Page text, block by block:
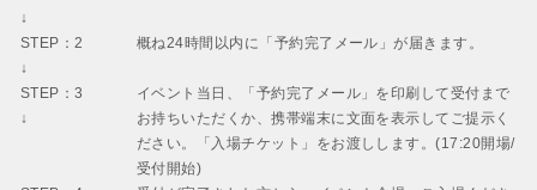
↓
STEP：2
↓
概ね24時間以内に「予約完了メール」が届きます。
STEP：3
↓
イベント当日、「予約完了メール」を印刷して受付まで
お持ちいただくか、携帯端末に文面を表示してご提示く
ださい。「入場チケット」をお渡しします。(17:20開場/
受付開始)